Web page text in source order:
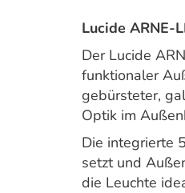
Lucide ARNE-
Der Lucide
funktionaler
gebürsteter,
Optik im
Die integrierte
setzt und
die Leuchte